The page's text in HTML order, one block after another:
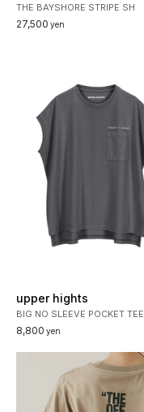
THE BAYSHORE STRIPE SH
27,500 yen
upper hights
BIG NO SLEEVE POCKET TEE
8,800 yen